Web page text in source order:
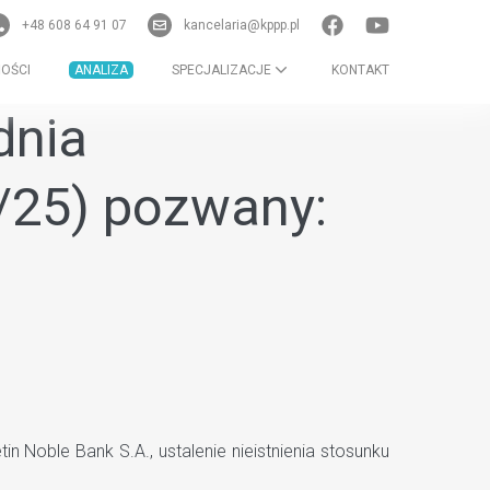
+48 608 64 91 07 kancelaria@kppp.pl
ANALIZA SPECJALIZACJE KONTAKT
pozwany:
Noble Bank S.A., ustalenie nieistnienia stosunku